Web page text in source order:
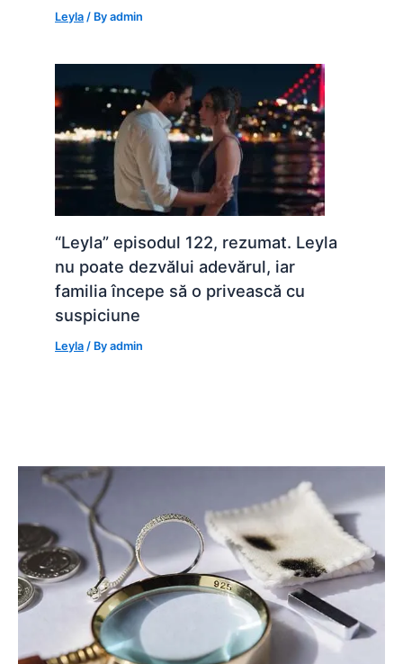
Leyla / Byadmin
“Leyla” episodul 122, rezumat. Leyla
nu poate dezvălui adevărul, iar
familia începe să o privească cu
suspiciune
Leyla / Byadmin